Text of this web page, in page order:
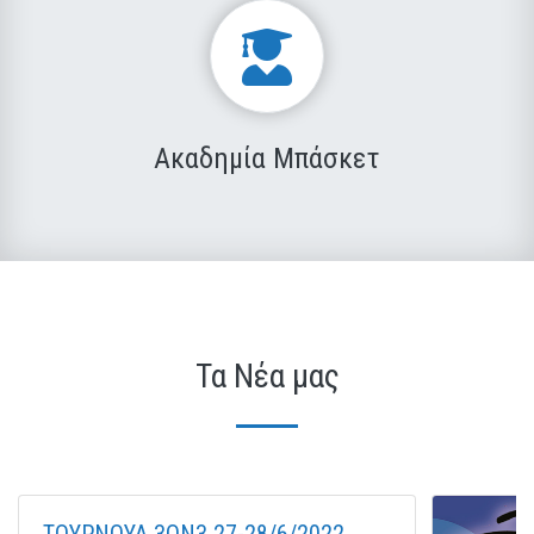
Ακαδημία Μπάσκετ
Τα Νέα μας